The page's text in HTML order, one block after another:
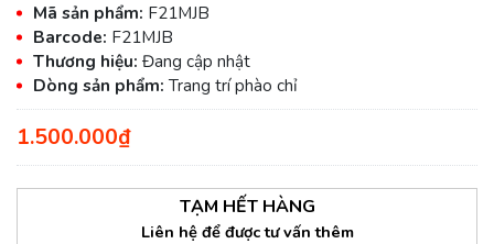
Mã sản phẩm: F21MJB
Barcode: F21MJB
Thương hiệu: Đang cập nhật
Dòng sản phẩm:Trang trí phào chỉ
1.500.000₫
TẠM HẾT HÀNG
Liên hệ để được tư vấn thêm